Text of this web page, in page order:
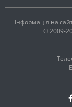
Інформація на
© 2009-